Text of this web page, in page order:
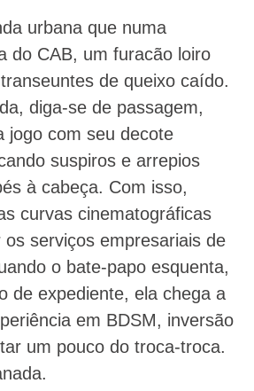
urbana que numa
do CAB, um furacão loiro
de queixo caído.
diga-se de passagem,
jogo com seu decote
suspiros e arrepios
à cabeça. Com isso,
curvas cinematográficas
serviços empresariais de
o bate-papo esquenta,
de expediente, ela chega a
em BDSM, inversão
um pouco do troca-troca.